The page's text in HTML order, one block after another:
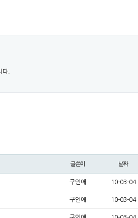
다.
글쓴이 날짜
구인애 10-03-04
구인애 10-03-04